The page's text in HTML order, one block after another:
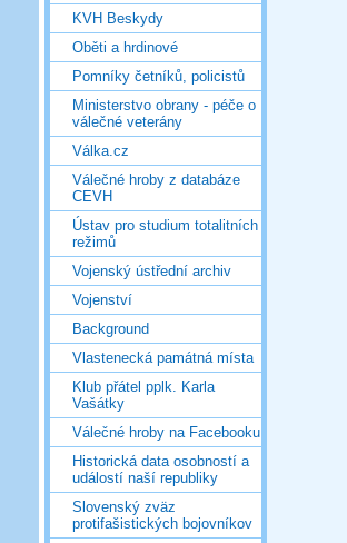
KVH Beskydy
Oběti a hrdinové
Pomníky četníků, policistů
Ministerstvo obrany - péče o
válečné veterány
Válka.cz
Válečné hroby z databáze
CEVH
Ústav pro studium totalitních
režimů
Vojenský ústřední archiv
Vojenství
Background
Vlastenecká památná místa
Klub přátel pplk. Karla
Vašátky
Válečné hroby na Facebooku
Historická data osobností a
událostí naší republiky
Slovenský zväz
protifašistických bojovníkov